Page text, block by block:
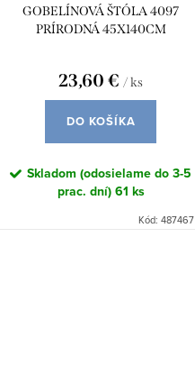
GOBELÍNOVÁ ŠTÓLA 4097
PRÍRODNÁ 45X140CM
23,60 € / ks
DO KOŠÍKA
Skladom (odosielame do 3-5
prac. dní)61 ks
Kód: 487467